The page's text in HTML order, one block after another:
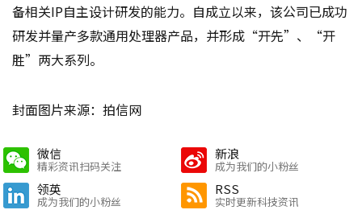
备相关IP自主设计研发的能力。自成立以来，该公司已成功
研发并量产多款通用处理器产品，并形成“开先”、“开
胜”两大系列。
封面图片来源：拍信网
微信
精彩资讯扫码关注
新浪
成为我们的小粉丝
领英
成为我们的小粉丝
RSS
实时更新科技资讯